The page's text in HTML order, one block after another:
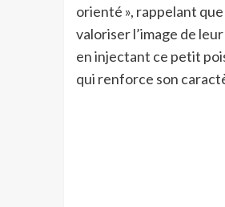
orienté », rappelant
valoriser l’image de
en injectant ce petit
qui renforce son